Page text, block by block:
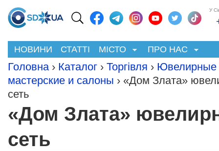
У
НОВИНИ СТАТТІ МІСТО ПРО НАС
Головна › Каталог › Торгівля › Ювелирные
мастерские и салоны › «Дом Злата»
сеть
«Дом Злата»
сеть